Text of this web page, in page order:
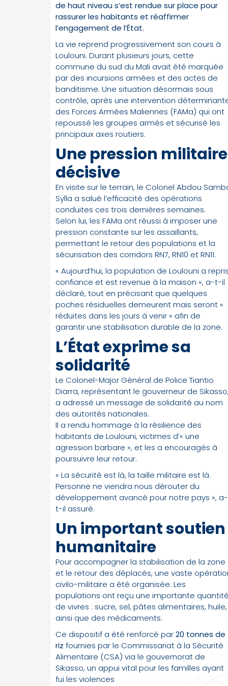
de haut niveau s’est rendue sur place pour
rassurer les habitants et réaffirmer
l’engagement de l’État.
La vie reprend progressivement son cours à
Loulouni. Durant plusieurs jours, cette
commune du sud du Mali avait été marquée
par des incursions armées et des actes de
banditisme. Une situation désormais sous
contrôle, après une intervention
des Forces Armées Maliennes (FAMa) qui ont
repoussé les groupes armés et sécurisé les
principaux axes routiers.
Une pression militaire
décisive
En visite sur le terrain, le Colonel Abdou
Sylla a salué l’efficacité des opérations
conduites ces trois dernières semaines.
Selon lui, les FAMa ont réussi à imposer une
pression constante sur les assaillants,
permettant le retour des populations et la
sécurisation des corridors RN7, RN10 et RN11.
« Aujourd’hui, la population de Loulouni a
confiance et est revenue à la maison », a-t-il
déclaré, tout en précisant que quelques
poches résiduelles demeurent mais seront «
réduites dans les jours à venir » afin de
garantir une stabilisation durable de la zone.
L’État exprime sa
solidarité
Le Colonel-Major Général de Police Tiantio
Diarra, représentant le gouverneur de
a adressé un message de solidarité au nom
des autorités nationales.
Il a rendu hommage à la résilience des
habitants de Loulouni, victimes d’« une
agression barbare », et les a encouragés à
poursuivre leur retour.
« La sécurité est là, la taille militaire est là.
Personne ne viendra nous dérouter du
développement avancé pour notre pays », a-
t-il assuré.
Un important soutien
humanitaire
Pour accompagner la stabilisation de la zone
et le retour des déplacés, une vaste
civilo-militaire a été organisée. Les
populations ont reçu une importante
de vivres : sucre, sel, pâtes alimentaires, huile,
ainsi que des médicaments.
Ce dispositif a été renforcé par20 tonnes de
riz fournies par le Commissariat à la Sécurité
Alimentaire (CSA) via le gouvernorat de
Sikasso, un appui vital pour les familles ayant
fui les violences